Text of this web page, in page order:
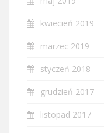
kwiecień 2019
marzec 2019
styczeń 2018
grudzień 2017
listopad 2017